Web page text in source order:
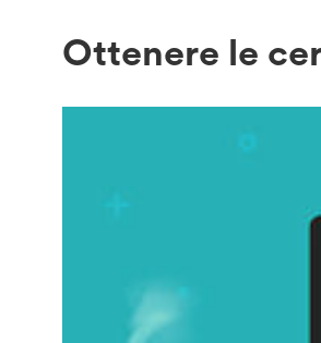
Ottenere le